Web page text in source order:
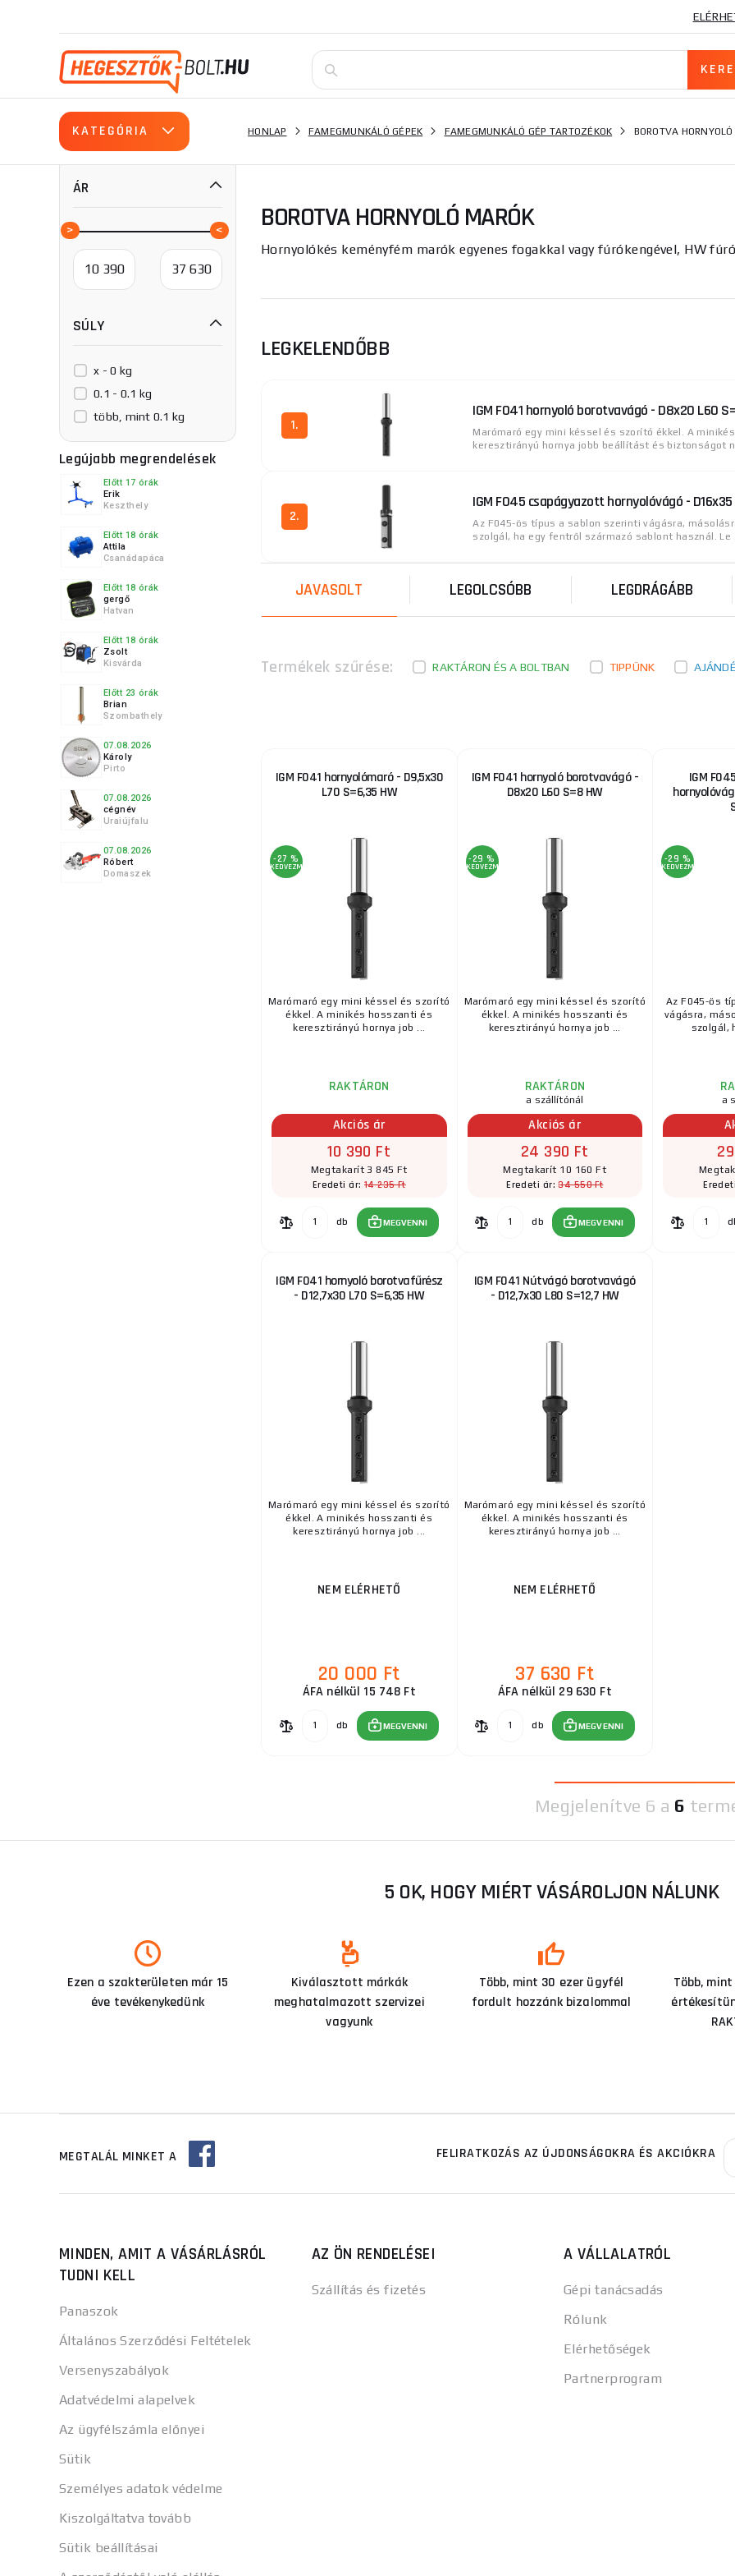
KATEGÓRIA HONLAP FAMEGMUNKÁLÓ GÉPEK FAMEGMUNKÁLÓ GÉP TARTOZÉKOK BOROTVA
ÁR
SÚLY
x - 0 kg
0.1 - 0.1 kg
több, mint 0.1 kg
Legújabb megrendelések
Előtt 17 órák
Erik
Keszthely
Előtt 18 órák
Attila
Csanádapáca
Előtt 18 órák
gergő
Hatvan
Előtt 18 órák
Zsolt
Kisvárda
Előtt 23 órák
Brian
Szombathely
07.08.2026
Károly
Pirto
07.08.2026
cégnév
Uraiújfalu
07.08.2026
Róbert
Domaszek
BOROTVA HORNYOLÓ MARÓK
Hornyolókés keményfém marók egyenes fogakkal vagy fúrókengével, HW
LEGKELENDŐBB
1.
IGM F041 hornyoló borotvavágó - D8x20 L60
Marómaró egy mini késsel és szorító ékkel. A
keresztirányú hornya jobb beállítást és biztonságot
2.
IGM F045 csapágyazott hornyolóvágó - D16x35
Az F045-ös típus a sablon szerinti vágásra,
szolgál, ha egy fentről származó sablont használ. Le
JAVASOLT LEGOLCSÓBB LEGDRÁGÁBB
Termékek szűrése: RAKTÁRON ÉS A BOLTBAN TIPPÜNK
IGM F041 hornyolómaró - D9,5x30
L70 S=6,35 HW
-27 %
KEDVEZMÉNY
Marómaró egy mini késsel és szorító
ékkel. A minikés hosszanti és
keresztirányú hornya job ...
RAKTÁRON
Akciós ár
10 390 Ft
Megtakarít 3 845 Ft
Eredeti ár: 14 235 Ft
db MEGVENNI
IGM F041 hornyoló borotvavágó -
D8x20 L60 S=8 HW
-29 %
KEDVEZMÉNY
Marómaró egy mini késsel és szorító
ékkel. A minikés hosszanti és
keresztirányú hornya job ...
RAKTÁRON
a szállítónál
Akciós ár
24 390 Ft
Megtakarít 10 160 Ft
Eredeti ár:34 550 Ft
db MEGVENNI
IGM
-29 %
KEDVEZMÉNY
Az F045-ös
vágásra,
szolgál,
a
IGM F041 hornyoló borotvafűrész
- D12,7x30 L70 S=6,35 HW
Marómaró egy mini késsel és szorító
ékkel. A minikés hosszanti és
keresztirányú hornya job ...
NEM ELÉRHETŐ
20 000 Ft
ÁFA nélkül 15 748 Ft
db MEGVENNI
IGM F041 Nútvágó borotvavágó
- D12,7x30 L80 S=12,7 HW
Marómaró egy mini késsel és szorító
ékkel. A minikés hosszanti és
keresztirányú hornya job ...
NEM ELÉRHETŐ
37 630 Ft
ÁFA nélkül 29 630 Ft
db MEGVENNI
Megjelenítve 6 a 6
5 OK, HOGY MIÉRT VÁSÁROLJON NÁLUNK
Ezen a szakterületen már 15
éve tevékenykedünk
Kiválasztott márkák
meghatalmazott szervizei
vagyunk
Több, mint 30 ezer ügyfél
fordult hozzánk bizalommal
Több,
MEGTALÁL MINKET A FELIRATKOZÁS AZ ÚJDONSÁGOKRA ÉS AKCIÓKRA
MINDEN, AMIT A VÁSÁRLÁSRÓL
TUDNI KELL
Panaszok
Általános Szerződési Feltételek
Versenyszabályok
Adatvédelmi alapelvek
Az ügyfélszámla előnyei
Sütik
Személyes adatok védelme
Kiszolgáltatva tovább
Sütik beállításai
AZ ÖN RENDELÉSEI
Szállítás és fizetés
A VÁLLALATRÓL
Gépi tanácsadás
Rólunk
Elérhetőségek
Partnerprogram